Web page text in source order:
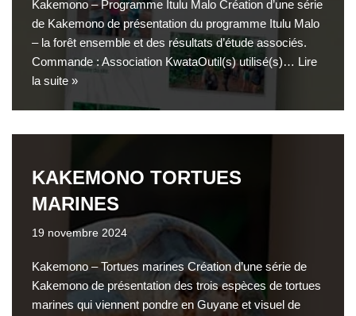
Kakemono – Programme Itulu Malo Création d’une série
de Kakemono de présentation du programme Itulu Malo
– la forêt ensemble et des résultats d’étude associés.
Commande : Association KwataOutil(s) utilisé(s)… Lire
la suite »
KAKEMONO TORTUES
MARINES
19 novembre 2024
Kakemono – Tortues marines Création d’une série de
Kakemono de présentation des trois espèces de tortues
marines qui viennent pondre en Guyane et visuel de